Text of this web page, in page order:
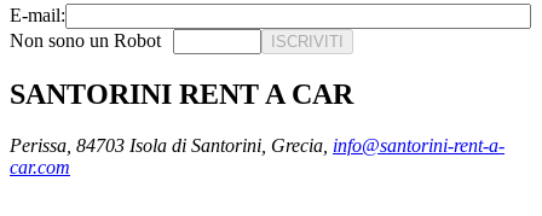
E-mail:
Non sono un Robot
ISCRIVITI
SANTORINI RENT A CAR
Perissa, 84703 Isola di Santorini, Grecia, info@santorini-rent-a-
car.com